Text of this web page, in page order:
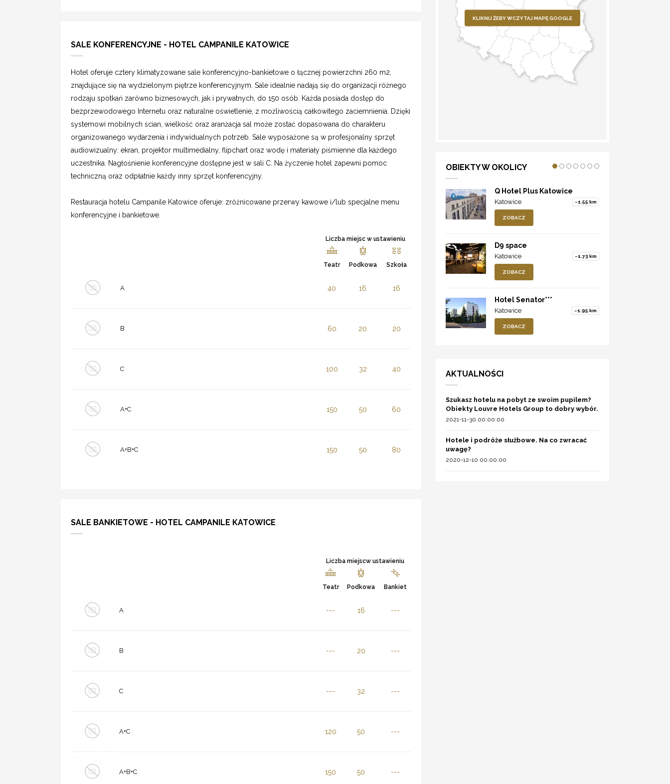
SALE KONFERENCYJNE - HOTEL CAMPANILE KATOWICE
Hotel oferuje cztery klimatyzowane sale konferencyjno-bankietowe o łącznej powierzchni 260 m2,
znajdujące się na wydzielonym piętrze konferencyjnym. Sale idealnie nadają się do organizacji różnego
rodzaju spotkań zarówno biznesowych, jak i prywatnych, do 150 osób. Każda posiada dostęp do
bezprzewodowego Internetu oraz naturalne oświetlenie, z możliwością całkowitego zaciemnienia. Dzięki
systemowi mobilnych ścian, wielkość oraz aranżacja sal może zostać dopasowana do charakteru
organizowanego wydarzenia i indywidualnych potrzeb. Sale wyposażone są w profesjonalny sprzęt
audiowizualny: ekran, projektor multimedialny, flipchart oraz wodę i materiały piśmienne dla każdego
uczestnika. Nagłośnienie konferencyjne dostępne jest w sali C. Na życzenie hotel zapewni pomoc
techniczną oraz odpłatnie każdy inny sprzęt konferencyjny.
Restauracja hotelu Campanile Katowice oferuje: zróżnicowane przerwy kawowe i/lub specjalne menu
konferencyjne i bankietowe.
Liczba miejsc w ustawieniu
Teatr Podkowa Szkoła
A 40 16 16
B 60 20 20
C 100 32 40
A+C 150 50 60
A+B+C 150 50 80
SALE BANKIETOWE - HOTEL CAMPANILE KATOWICE
Liczba miejscw ustawieniu
Teatr Podkowa Bankiet
A --- 16 ---
B --- 20 ---
C --- 32 ---
A+C 120 50 ---
A+B+C 150 50 ---
KLIKNIJ ŻEBY WCZYTAJ MAPĘ GOOGLE
OBIEKTY W OKOLICY
Q Hotel Plus Katowice
Katowice ~1.55 km
ZOBACZ
D9 space
Katowice ~1.73 km
ZOBACZ
Hotel Senator***
Katowice ~1.95 km
ZOBACZ
AKTUALNOŚCI
Szukasz hotelu na pobyt ze swoim pupilem?
Obiekty Louvre Hotels Group to dobry wybór.
2021-11-30 00:00:00
Hotele i podróże służbowe. Na co zwracać
uwagę?
2020-12-10 00:00:00